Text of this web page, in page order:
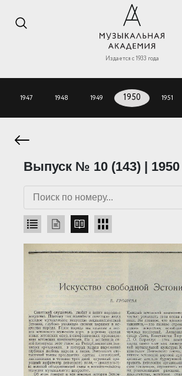
Издается с 1933 года
1947 1948 1949 1950 1951
Выпуск № 10 (143) | 1950